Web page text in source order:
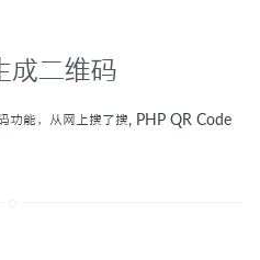
二维码
功能，从网上搜了搜, PHP QR Code